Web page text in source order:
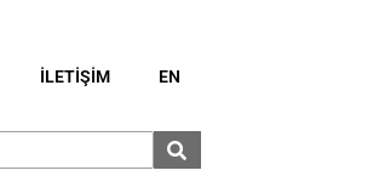
İLETİŞİM EN